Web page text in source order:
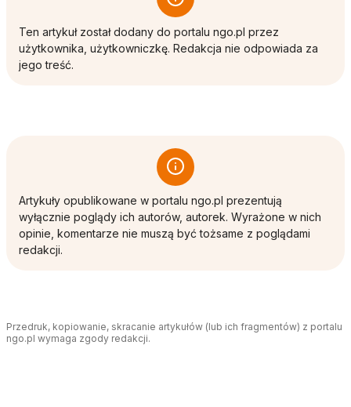
Ten artykuł został dodany do portalu ngo.pl przez
użytkownika, użytkowniczkę. Redakcja nie odpowiada za
jego treść.
Artykuły opublikowane w portalu ngo.pl prezentują
wyłącznie poglądy ich autorów, autorek. Wyrażone w nich
opinie, komentarze nie muszą być tożsame z poglądami
redakcji.
Przedruk, kopiowanie, skracanie artykułów (lub ich fragmentów) z portalu
ngo.pl wymaga zgody redakcji.